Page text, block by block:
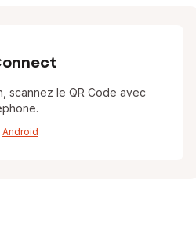
scannez le QR Code avec
Android